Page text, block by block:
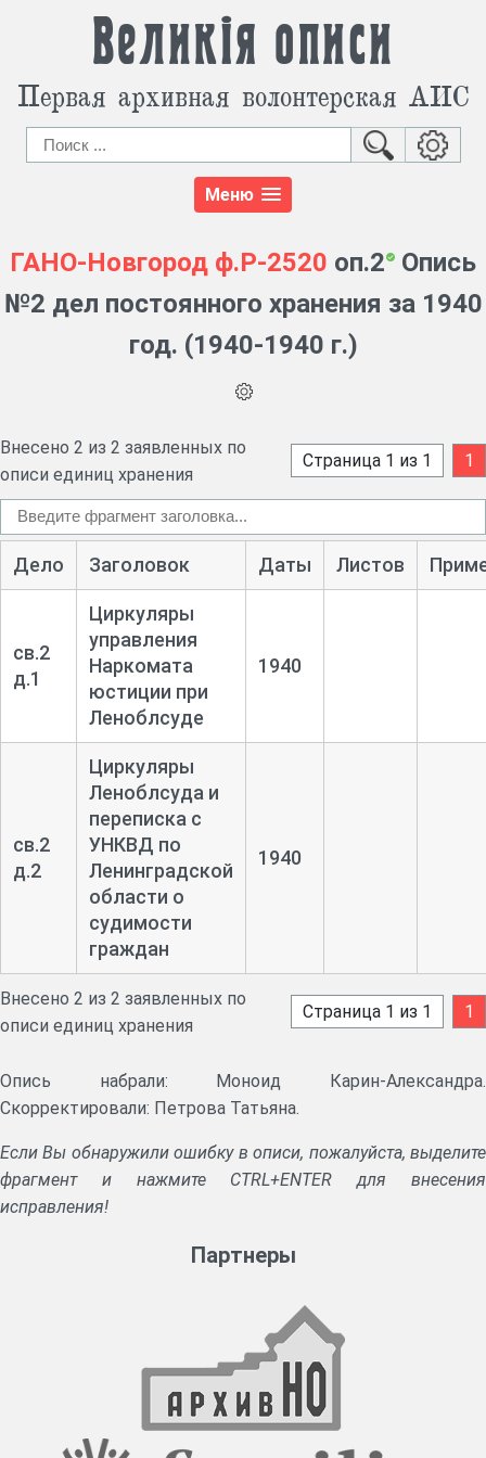
Великія описи
Первая архивная волонтерская АИС
Меню
ГАНО-Новгород ф.Р-2520 оп.2
Опись
№2 дел постоянного хранения за 1940
год. (1940-1940 г.)
Внесено 2 из 2 заявленных по
описи единиц хранения
Страница 1 из 1 1
Дело Заголовок Даты Листов
св.2
д.1
Циркуляры
управления
Наркомата
юстиции при
Леноблсуде
1940
св.2
д.2
Циркуляры
Леноблсуда и
переписка с
УНКВД по
Ленинградской
области о
судимости
граждан
1940
Внесено 2 из 2 заявленных по
описи единиц хранения
Страница 1 из 1 1
Опись набрали: Моноид Карин-Александра.
Скорректировали: Петрова Татьяна.
Если Вы обнаружили ошибку в описи, пожалуйста, выделите
фрагмент и нажмите CTRL+ENTER для внесения
исправления!
Партнеры